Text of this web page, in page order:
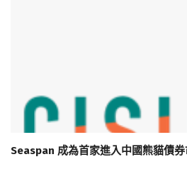
Seaspan 成為首家進入中國熊貓債